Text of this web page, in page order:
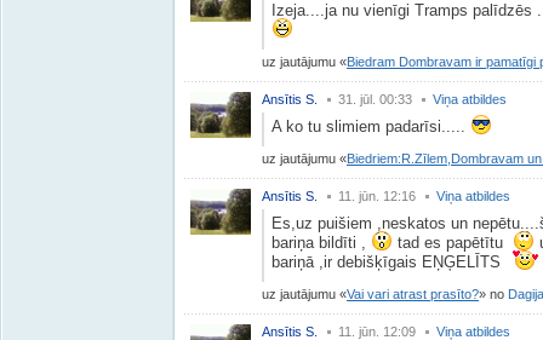
Izeja....ja nu vienīgi Tramps
uz jautājumu Biedram Dombravam ir pamatīgi
Ansītis S. 31. jūl. 00:33 Viņa atbildes
A ko tu slimiem padarīsi.....
uz jautājumu Biedriem:R.Zīlem,Dombravam
Ansītis S. 11. jūn. 12:16 Viņa atbildes
Es,uz puišiem ,neskatos un
bariņa bildīti ,
tad es papētītu
bariņā ,ir debišķīgais EŅĢELĪTS
uz jautājumu Vai vari atrast prasīto? no
Ansītis S. 11. jūn. 12:09 Viņa atbildes